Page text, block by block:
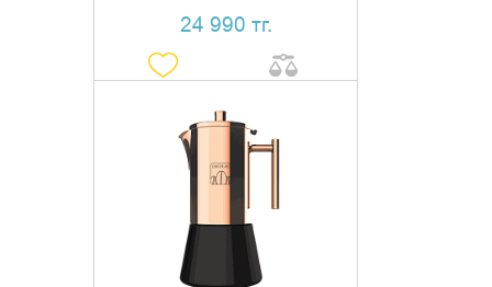
24 990 тг.
ДОБАВИТЬ В КОРЗИНУ